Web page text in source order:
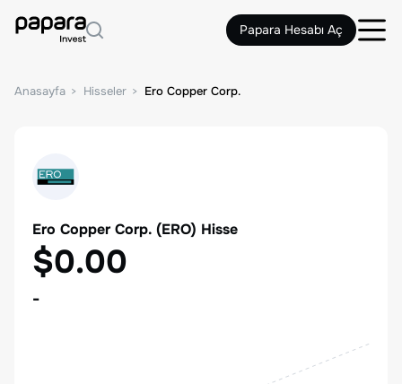
Papara Hesabı Aç
Anasayfa Hisseler Ero Copper Corp.
Ero Copper Corp. (ERO) Hisse
$0.00
-